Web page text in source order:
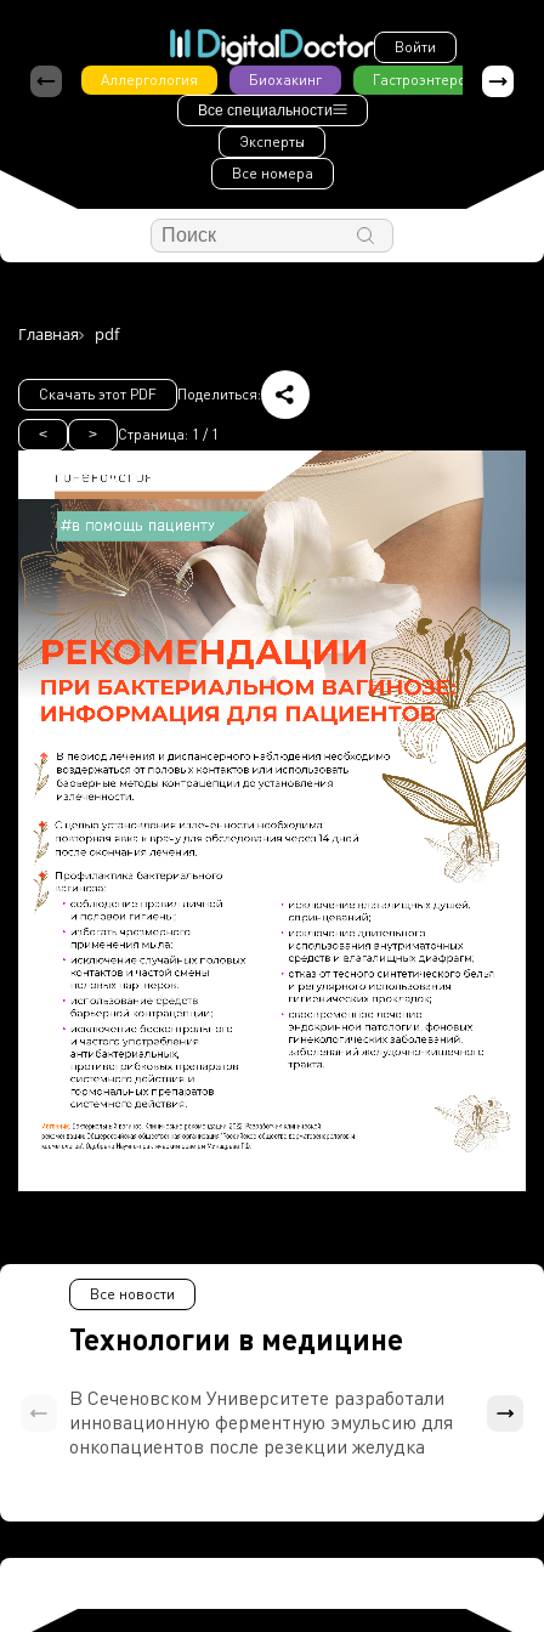
Войти
Аллергология
Биохакинг Гастроэнтерология
Все специальности
Эксперты
Все номера
Главная pdf
< > Страница: 1 / 1
Скачать этот PDF Поделиться:
Технологии в медицине
Все новости
В Сеченовском Университете разработали
инновационную ферментную эмульсию для
онкопациентов после резекции желудка